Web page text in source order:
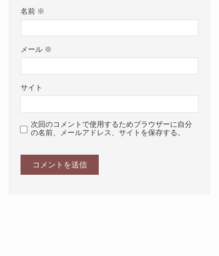
名前 ※
メール ※
サイト
次回のコメントで使用するためブラウザーに自分
の名前、メールアドレス、サイトを保存する。